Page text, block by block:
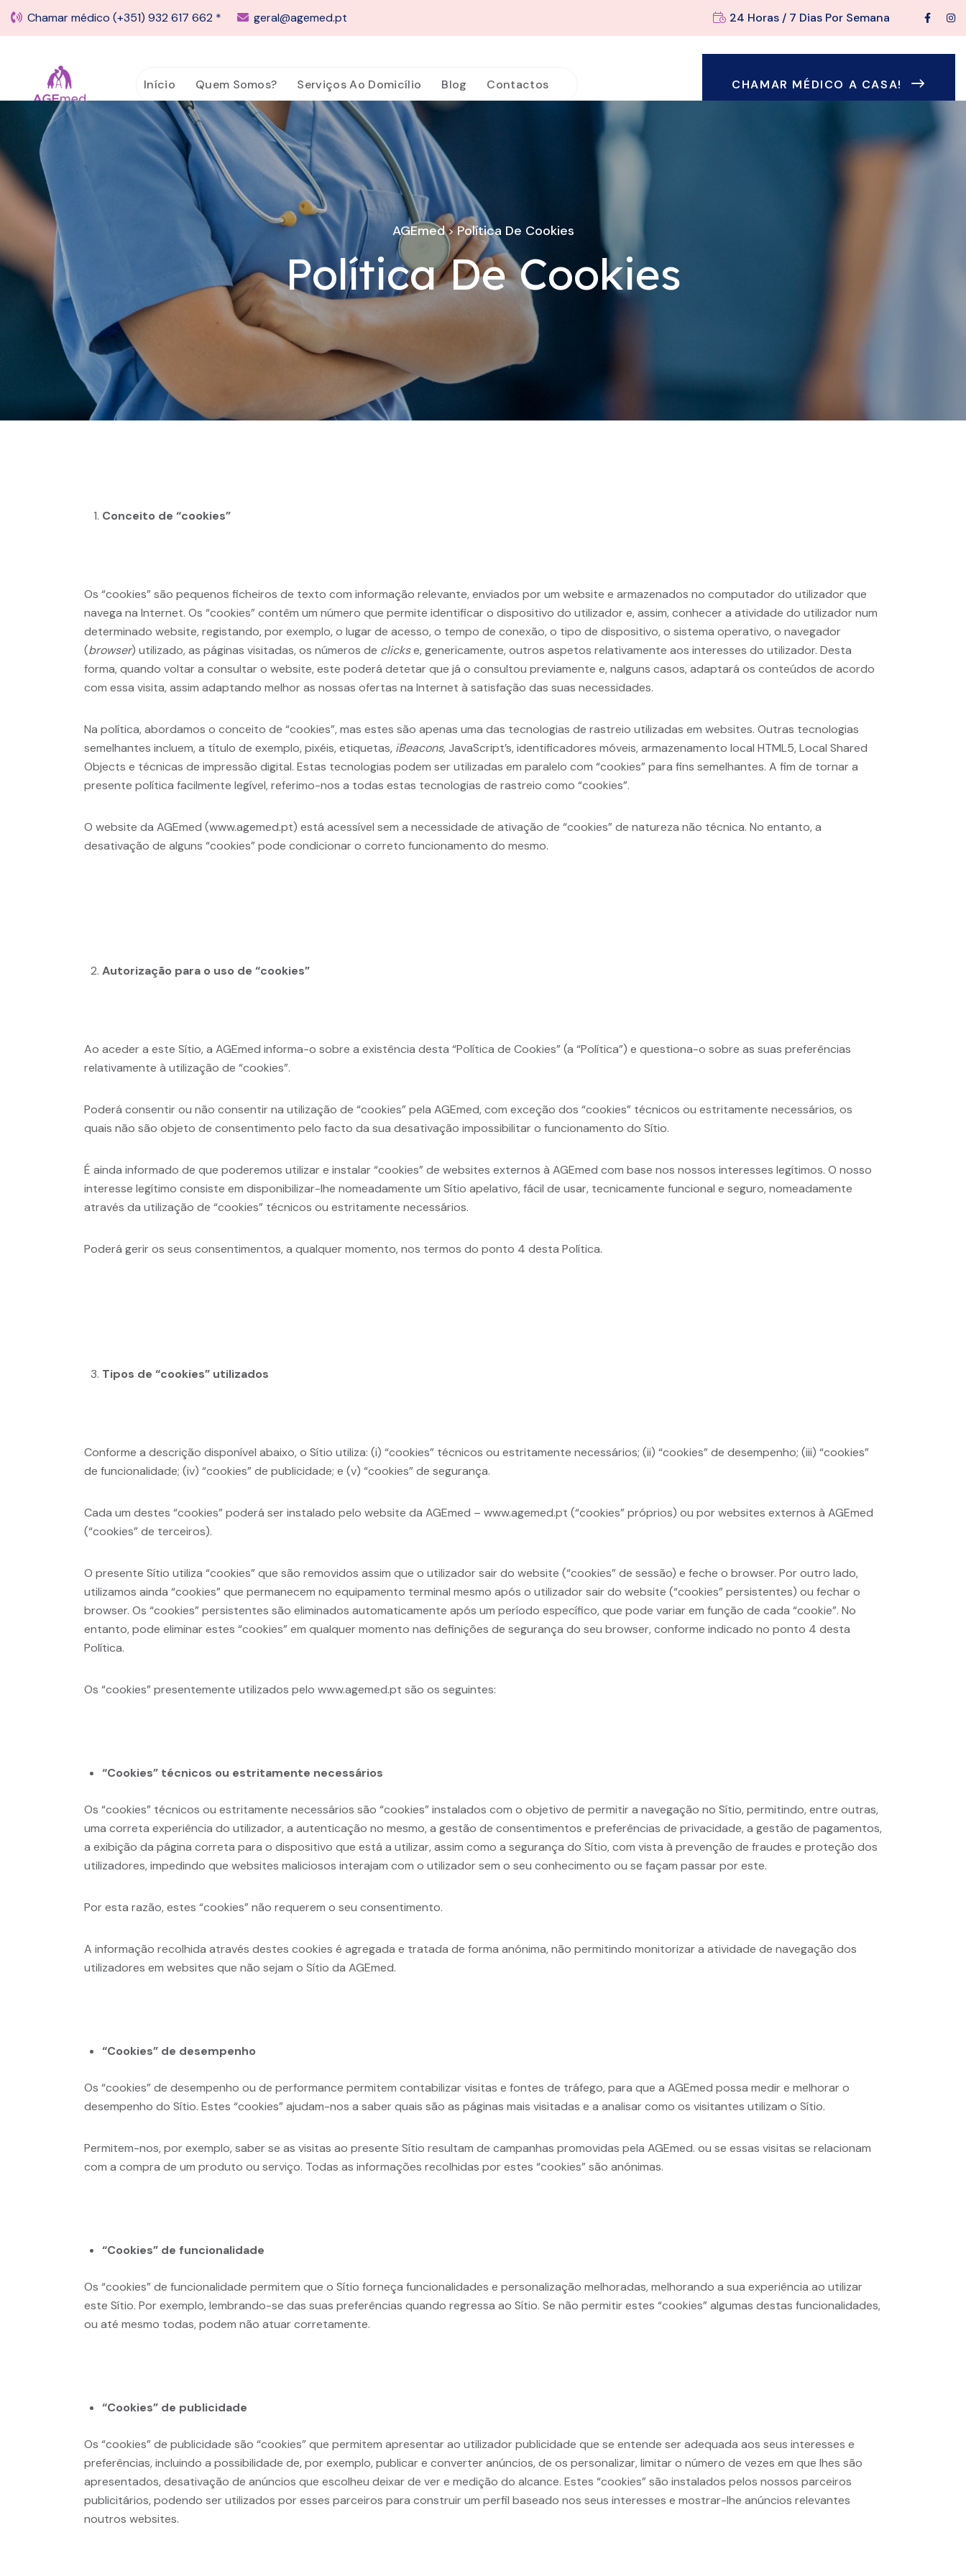
Chamar médico (+351) 932 617 662 * geral@agemed.pt 24 Horas / 7 Dias Por Semana
Início Quem Somos? Serviços Ao Domicílio Blog Contactos CHAMAR MÉDICO A CASA!
AGEmed>Política De Cookies
Política De Cookies
Conceito de “cookies”
Os “cookies” são pequenos ficheiros de texto com informação relevante, enviados por um website e armazenados no computador do utilizador que
navega na Internet. Os “cookies” contêm um número que permite identificar o dispositivo do utilizador e, assim, conhecer a atividade do utilizador num
determinado website, registando, por exemplo, o lugar de acesso, o tempo de conexão, o tipo de dispositivo, o sistema operativo, o navegador
(browser) utilizado, as páginas visitadas, os números de clickse, genericamente, outros aspetos relativamente aos interesses do utilizador. Desta
forma, quando voltar a consultar o website, este poderá detetar que já o consultou previamente e, nalguns casos, adaptará os conteúdos de acordo
com essa visita, assim adaptando melhor as nossas ofertas na Internet à satisfação das suas necessidades.
Na política, abordamos o conceito de “cookies”, mas estes são apenas uma das tecnologias de rastreio utilizadas em websites. Outras tecnologias
semelhantes incluem, a título de exemplo, pixéis, etiquetas, iBeacons, JavaScript’s, identificadores móveis, armazenamento local HTML5, Local Shared
Objects e técnicas de impressão digital. Estas tecnologias podem ser utilizadas em paralelo com “cookies” para fins semelhantes. A fim de tornar a
presente política facilmente legível, referimo-nos a todas estas tecnologias de rastreio como “cookies”.
O website da AGEmed (www.agemed.pt) está acessível sem a necessidade de ativação de “cookies” de natureza não técnica. No entanto, a
desativação de alguns “cookies” pode condicionar o correto funcionamento do mesmo.
Autorização para o uso de “cookies”
Ao aceder a este Sítio, a AGEmed informa-o sobre a existência desta “Política de Cookies” (a “Política”) e questiona-o sobre as suas preferências
relativamente à utilização de “cookies”.
Poderá consentir ou não consentir na utilização de “cookies” pela AGEmed, com exceção dos “cookies” técnicos ou estritamente necessários, os
quais não são objeto de consentimento pelo facto da sua desativação impossibilitar o funcionamento do Sítio.
É ainda informado de que poderemos utilizar e instalar “cookies” de websites externos à AGEmed com base nos nossos interesses legítimos. O nosso
interesse legítimo consiste em disponibilizar-lhe nomeadamente um Sítio apelativo, fácil de usar, tecnicamente funcional e seguro, nomeadamente
através da utilização de “cookies” técnicos ou estritamente necessários.
Poderá gerir os seus consentimentos, a qualquer momento, nos termos do ponto 4 desta Política.
Tipos de “cookies” utilizados
Conforme a descrição disponível abaixo, o Sítio utiliza: (i) “cookies” técnicos ou estritamente necessários; (ii) “cookies” de desempenho; (iii) “cookies”
de funcionalidade; (iv) “cookies” de publicidade; e (v) “cookies” de segurança.
Cada um destes “cookies” poderá ser instalado pelo website da AGEmed – www.agemed.pt (“cookies” próprios) ou por websites externos à AGEmed
(“cookies” de terceiros).
O presente Sítio utiliza “cookies” que são removidos assim que o utilizador sair do website (“cookies” de sessão) e feche o browser. Por outro lado,
utilizamos ainda “cookies” que permanecem no equipamento terminal mesmo após o utilizador sair do website (“cookies” persistentes) ou fechar o
browser. Os “cookies” persistentes são eliminados automaticamente após um período específico, que pode variar em função de cada “cookie”. No
entanto, pode eliminar estes “cookies” em qualquer momento nas definições de segurança do seu browser, conforme indicado no ponto 4 desta
Política.
Os “cookies” presentemente utilizados pelo www.agemed.pt são os seguintes:
“Cookies” técnicos ou estritamente necessários
Os “cookies” técnicos ou estritamente necessários são “cookies” instalados com o objetivo de permitir a navegação no Sítio, permitindo, entre outras,
uma correta experiência do utilizador, a autenticação no mesmo, a gestão de consentimentos e preferências de privacidade, a gestão de pagamentos,
a exibição da página correta para o dispositivo que está a utilizar, assim como a segurança do Sítio, com vista à prevenção de fraudes e proteção dos
utilizadores, impedindo que websites maliciosos interajam com o utilizador sem o seu conhecimento ou se façam passar por este.
Por esta razão, estes “cookies” não requerem o seu consentimento.
A informação recolhida através destes cookies é agregada e tratada de forma anónima, não permitindo monitorizar a atividade de navegação dos
utilizadores em websites que não sejam o Sítio da AGEmed.
“Cookies” de desempenho
Os “cookies” de desempenho ou de performance permitem contabilizar visitas e fontes de tráfego, para que a AGEmed possa medir e melhorar o
desempenho do Sítio. Estes “cookies” ajudam-nos a saber quais são as páginas mais visitadas e a analisar como os visitantes utilizam o Sítio.
Permitem-nos, por exemplo, saber se as visitas ao presente Sítio resultam de campanhas promovidas pela AGEmed. ou se essas visitas se relacionam
com a compra de um produto ou serviço. Todas as informações recolhidas por estes “cookies” são anónimas.
“Cookies” de funcionalidade
Os “cookies” de funcionalidade permitem que o Sítio forneça funcionalidades e personalização melhoradas, melhorando a sua experiência ao utilizar
este Sítio. Por exemplo, lembrando-se das suas preferências quando regressa ao Sítio. Se não permitir estes “cookies” algumas destas funcionalidades,
ou até mesmo todas, podem não atuar corretamente.
“Cookies” de publicidade
Os “cookies” de publicidade são “cookies” que permitem apresentar ao utilizador publicidade que se entende ser adequada aos seus interesses e
preferências, incluindo a possibilidade de, por exemplo, publicar e converter anúncios, de os personalizar, limitar o número de vezes em que lhes são
apresentados, desativação de anúncios que escolheu deixar de ver e medição do alcance. Estes “cookies” são instalados pelos nossos parceiros
publicitários, podendo ser utilizados por esses parceiros para construir um perfil baseado nos seus interesses e mostrar-lhe anúncios relevantes
noutros websites.